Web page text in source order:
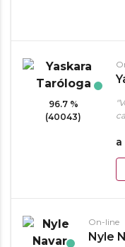
96.7 %
(40043)
On-line
Nyle